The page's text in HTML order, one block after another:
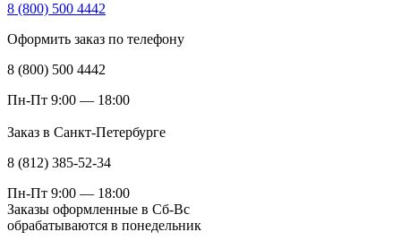
8 (800) 500 4442
Оформить заказ по телефону
8 (800) 500 4442
Пн-Пт 9:00 — 18:00
Заказ в Санкт-Петербурге
8 (812) 385-52-34
Пн-Пт 9:00 — 18:00
Заказы оформленные в Сб-Вс
обрабатываются в понедельник